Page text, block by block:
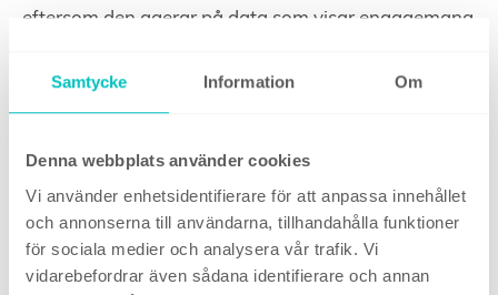
Samtycke Information Om
Denna webbplats använder cookies
Vi använder enhetsidentifierare för att anpassa innehållet
och annonserna till användarna, tillhandahålla funktioner
för sociala medier och analysera vår trafik. Vi
vidarebefordrar även sådana identifierare och annan
eftersom den agerar på data som visar engagemang
bakomliggande avsikter.
interagera med annonsen och landningssidan (av
någon anledning, exempelvis nyfikenhet kring
ämnet) inte matchar den målgrupp som man vill nå
och att AI-systemet därför gör fel prioriteringar.
Utvecklingen inom AI går dock fort och flera AI-